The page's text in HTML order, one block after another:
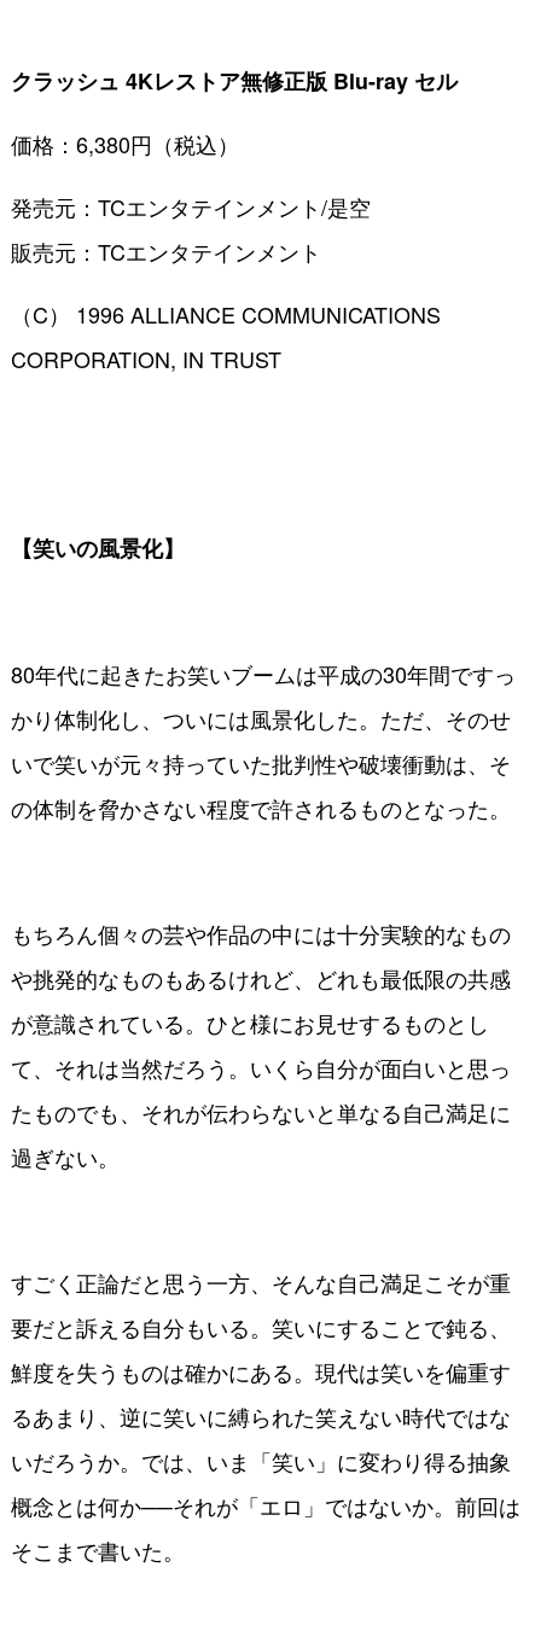
クラッシュ 4Kレストア無修正版 Blu-ray セル
価格：6,380円（税込）
発売元：TCエンタテインメント/是空
販売元：TCエンタテインメント
（C） 1996 ALLIANCE COMMUNICATIONS
CORPORATION, IN TRUST
【笑いの風景化】
80年代に起きたお笑いブームは平成の30年間ですっ
かり体制化し、ついには風景化した。ただ、そのせ
いで笑いが元々持っていた批判性や破壊衝動は、そ
の体制を脅かさない程度で許されるものとなった。
もちろん個々の芸や作品の中には十分実験的なもの
や挑発的なものもあるけれど、どれも最低限の共感
が意識されている。ひと様にお見せするものとし
て、それは当然だろう。いくら自分が面白いと思っ
たものでも、それが伝わらないと単なる自己満足に
過ぎない。
すごく正論だと思う一方、そんな自己満足こそが重
要だと訴える自分もいる。笑いにすることで鈍る、
鮮度を失うものは確かにある。現代は笑いを偏重す
るあまり、逆に笑いに縛られた笑えない時代ではな
いだろうか。では、いま「笑い」に変わり得る抽象
概念とは何か──それが「エロ」ではないか。前回は
そこまで書いた。